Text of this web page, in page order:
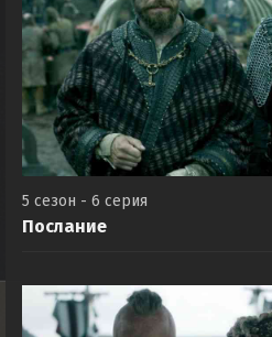
5 сезон - 6 серия
Послание